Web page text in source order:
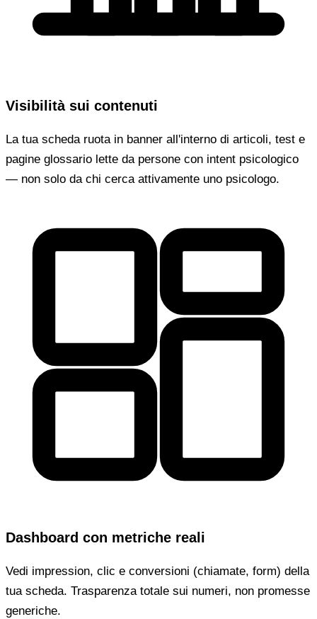
Visibilità sui contenuti
La tua scheda ruota in banner all'interno di articoli, test e
pagine glossario lette da persone con intent psicologico
— non solo da chi cerca attivamente uno psicologo.
Dashboard con metriche reali
Vedi impression, clic e conversioni (chiamate, form) della
tua scheda. Trasparenza totale sui numeri, non promesse
generiche.